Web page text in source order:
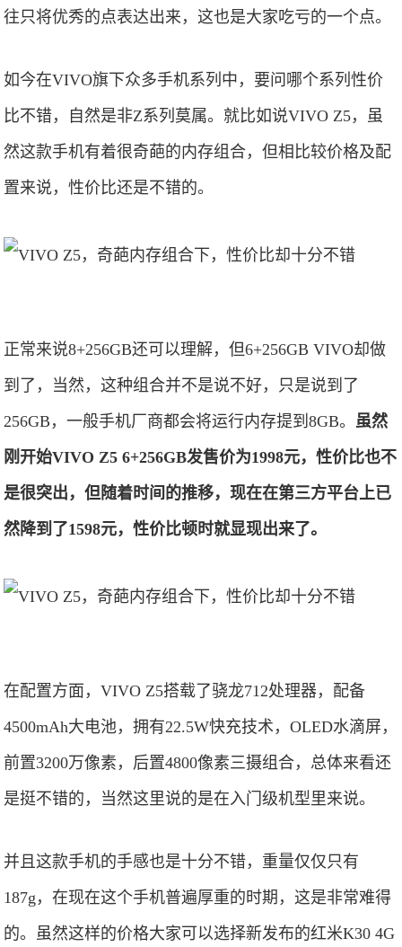
往只将优秀的点表达出来，这也是大家吃亏的一个点。
如今在VIVO旗下众多手机系列中，要问哪个系列性价
比不错，自然是非Z系列莫属。就比如说VIVO Z5，虽
然这款手机有着很奇葩的内存组合，但相比较价格及配
置来说，性价比还是不错的。
正常来说8+256GB还可以理解，但6+256GB VIVO却做
到了，当然，这种组合并不是说不好，只是说到了
256GB，一般手机厂商都会将运行内存提到8GB。 虽然
刚开始VIVO Z5 6+256GB发售价为1998元，性价比也不
是很突出，但随着时间的推移，现在在第三方平台上已
然降到了1598元，性价比顿时就显现出来了。
在配置方面，VIVO Z5搭载了骁龙712处理器，配备
4500mAh大电池，拥有22.5W快充技术，OLED水滴屏，
前置3200万像素，后置4800像素三摄组合，总体来看还
是挺不错的，当然这里说的是在入门级机型里来说。
并且这款手机的手感也是十分不错，重量仅仅只有
187g，在现在这个手机普遍厚重的时期，这是非常难得
的。虽然这样的价格大家可以选择新发布的红米K30 4G